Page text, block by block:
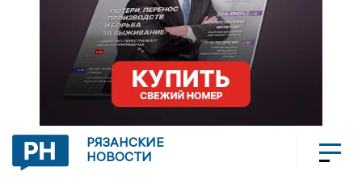
РЯЗАНСКИЕ
НОВОСТИ